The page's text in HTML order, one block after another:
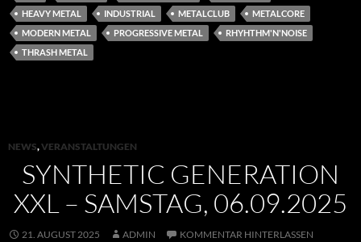
HEAVY METAL
INDUSTRIAL METALCLUB
METALCORE
MODERN METAL
PROGRESSIVE METAL
RHYHTHM'N'NOISE
THRASH METAL
NEWS,VERANSTALTUNGEN
SYNTHETIC GENERATION
XXL – SAMSTAG, 06.09.2025
21. AUGUST 2025 ADMIN KOMMENTAR HINTERLASSEN